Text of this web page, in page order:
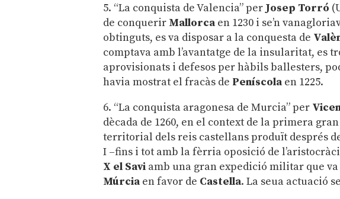
5. “La conquista de Valencia” per Josep Torró
de conquerir Mallorca en 1230 i se’n
obtinguts, es va disposar a la conquesta de
comptava amb l’avantatge de la insularitat, es
aprovisionats i defesos per hàbils ballesters,
havia mostrat el fracàs de Peníscola en 1225.
6. “La conquista aragonesa de Murcia” per
dècada de 1260, en el context de la primera
territorial dels reis castellans produït després
I –fins i tot amb la fèrria oposició de
X el Savi amb una gran expedició militar que
Múrcia en favor de Castella. La seua actuació